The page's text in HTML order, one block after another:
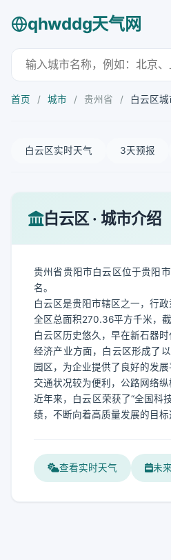
qhwddg天气网
首页 / 城市 / 贵州省 / 白云区
白云区实时天气 3天预报
白云区 · 城市介绍
贵州省贵阳市白云区位于贵阳
名。
白云区是贵阳市辖区之一，行
全区总面积270.36平方千米，
白云区历史悠久，早在新石器
经济产业方面，白云区形成了
园区，为企业提供了良好的发展
交通状况较为便利，公路网络
近年来，白云区荣获了“全国科
绩，不断向着高质量发展的目标
查看实时天气 未